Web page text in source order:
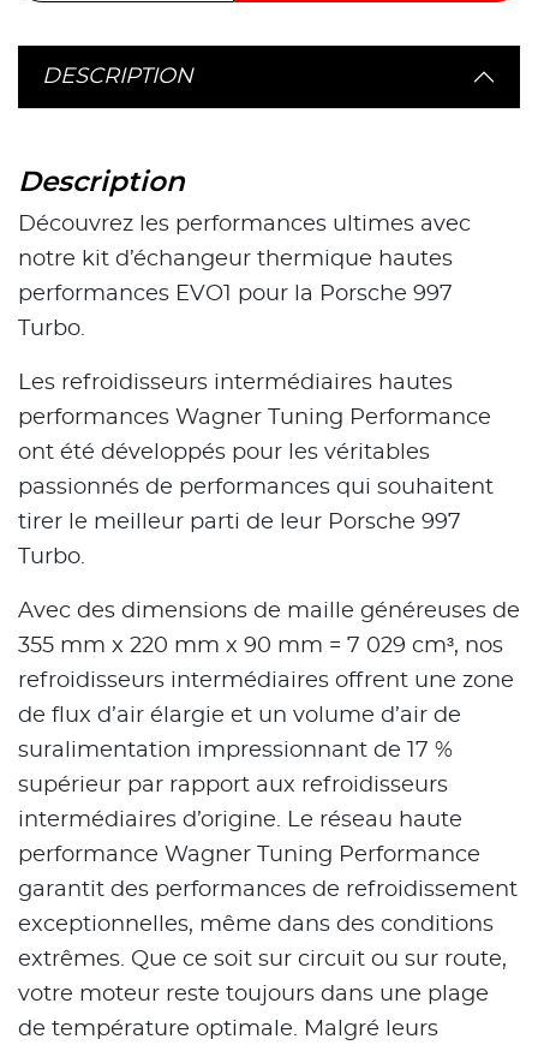
DESCRIPTION
Description
Découvrez les performances ultimes avec
notre kit d’échangeur thermique hautes
performances EVO1 pour la Porsche 997
Turbo.
Les refroidisseurs intermédiaires hautes
performances Wagner Tuning Performance
ont été développés pour les véritables
passionnés de performances qui souhaitent
tirer le meilleur parti de leur Porsche 997
Turbo.
Avec des dimensions de maille généreuses de
355 mm x 220 mm x 90 mm = 7 029 cm³, nos
refroidisseurs intermédiaires offrent une zone
de flux d’air élargie et un volume d’air de
suralimentation impressionnant de 17 %
supérieur par rapport aux refroidisseurs
intermédiaires d’origine. Le réseau haute
performance Wagner Tuning Performance
garantit des performances de refroidissement
exceptionnelles, même dans des conditions
extrêmes. Que ce soit sur circuit ou sur route,
votre moteur reste toujours dans une plage
de température optimale. Malgré leurs